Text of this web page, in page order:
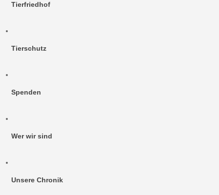
Tierfriedhof
Tierschutz
Spenden
Wer wir sind
Unsere Chronik